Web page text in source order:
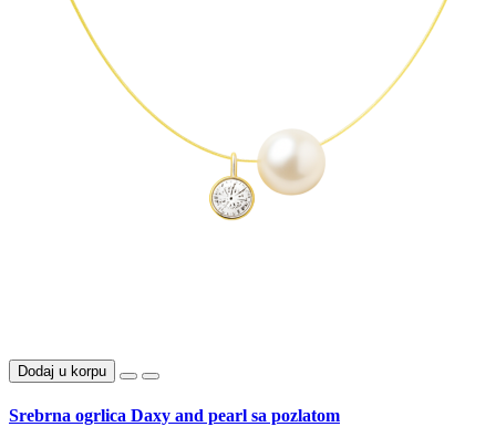
Dodaj u korpu
Srebrna ogrlica Daxy and pearl sa pozlatom